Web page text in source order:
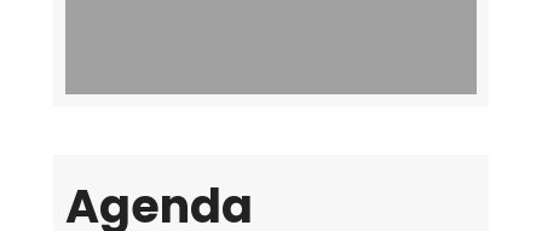
Agenda